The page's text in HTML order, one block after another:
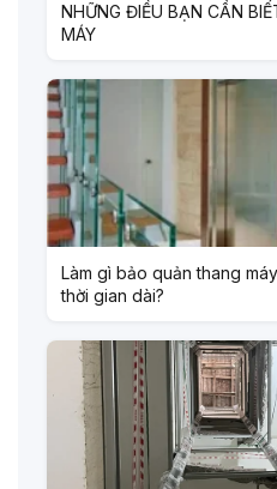
NHỮNG ĐIỀU BẠN CẦN
MÁY
Làm gì bảo quản thang
thời gian dài?